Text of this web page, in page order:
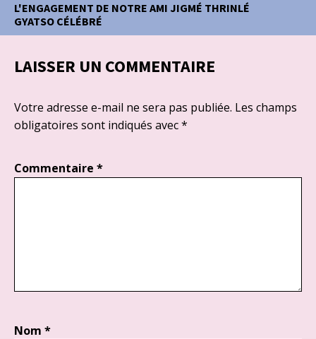
L'ENGAGEMENT DE NOTRE AMI JIGMÉ THRINLÉ
GYATSO CÉLÉBRÉ
LAISSER UN COMMENTAIRE
Votre adresse e-mail ne sera pas publiée. Les champs
obligatoires sont indiqués avec*
Commentaire *
Nom *